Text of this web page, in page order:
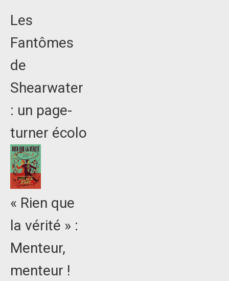
Les
Fantômes
de
Shearwater
: un page-
turner écolo
« Rien que
la vérité » :
Menteur,
menteur !